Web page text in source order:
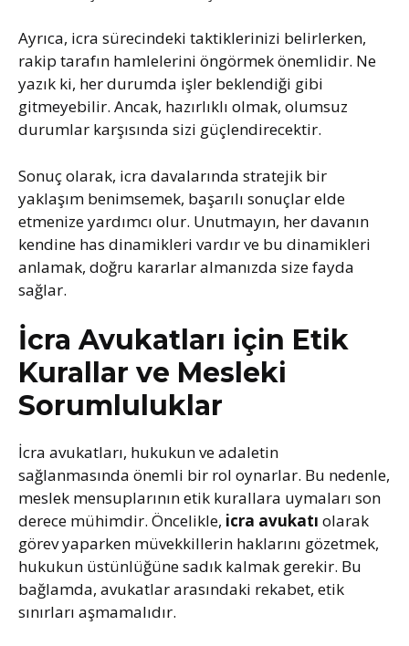
Ayrıca, icra sürecindeki taktiklerinizi belirlerken,
rakip tarafın hamlelerini öngörmek önemlidir. Ne
yazık ki, her durumda işler beklendiği gibi
gitmeyebilir. Ancak, hazırlıklı olmak, olumsuz
durumlar karşısında sizi güçlendirecektir.
Sonuç olarak, icra davalarında stratejik bir
yaklaşım benimsemek, başarılı sonuçlar elde
etmenize yardımcı olur. Unutmayın, her davanın
kendine has dinamikleri vardır ve bu dinamikleri
anlamak, doğru kararlar almanızda size fayda
sağlar.
İcra Avukatları için Etik
Kurallar ve Mesleki
Sorumluluklar
İcra avukatları, hukukun ve adaletin
sağlanmasında önemli bir rol oynarlar. Bu nedenle,
meslek mensuplarının etik kurallara uymaları son
derece mühimdir. Öncelikle, icra avukatı olarak
görev yaparken müvekkillerin haklarını gözetmek,
hukukun üstünlüğüne sadık kalmak gerekir. Bu
bağlamda, avukatlar arasındaki rekabet, etik
sınırları aşmamalıdır.